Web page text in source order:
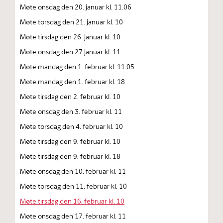
Møte onsdag den 20. januar kl. 11.06
Møte torsdag den 21. januar kl. 10
Møte tirsdag den 26. januar kl. 10
Møte onsdag den 27.januar kl. 11
Møte mandag den 1. februar kl. 11.05
Møte mandag den 1. februar kl. 18
Møte tirsdag den 2. februar kl. 10
Møte onsdag den 3. februar kl. 11
Møte torsdag den 4. februar kl. 10
Møte tirsdag den 9. februar kl. 10
Møte tirsdag den 9. februar kl. 18
Møte onsdag den 10. februar kl. 11
Møte torsdag den 11. februar kl. 10
Møte tirsdag den 16. februar kl. 10
Møte onsdag den 17. februar kl. 11